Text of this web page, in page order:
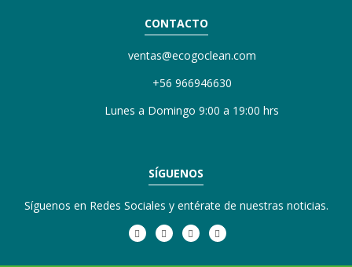
CONTACTO
ventas@ecogoclean.com
+56 966946630
Lunes a Domingo 9:00 a 19:00 hrs
SÍGUENOS
Síguenos en Redes Sociales y entérate de nuestras noticias.